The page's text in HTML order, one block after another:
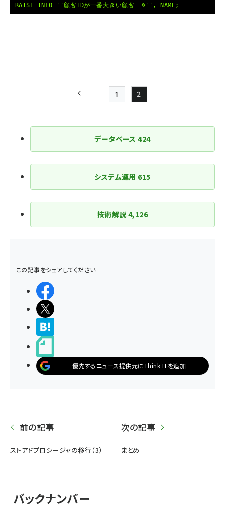
RAISE INFO ''顧客IDが一番大きい顧客= %'', NAME;
ジ
送
り
前ページ Page
1
Page
2
データベース424
システム運用 615
技術解説 4,126
この記事をシェアしてください
優先するニュース提供元にThink ITを追加
前の記事
ストアドプロシージャの移行（3）
次の記事
まとめ
バックナンバー